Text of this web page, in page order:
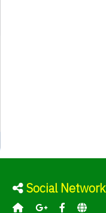
Social Network